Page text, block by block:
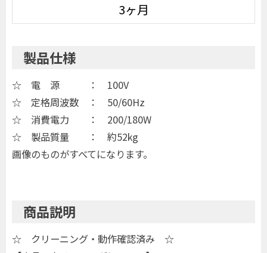
3ヶ月
製品仕様
☆ 電 源 ： 100V
☆ 定格周波数 ： 50/60Hz
☆ 消費電力 ： 200/180W
☆ 製品質量 ： 約52kg
画像のものがすべてになります。
商品説明
☆ クリーニング・動作確認済み ☆